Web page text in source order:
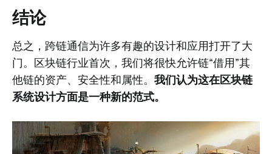
结论
总之，跨链通信为许多有趣的设计和应用打开了大
门。区块链行业首次，我们将很快允许链“借用”其
他链的资产、安全性和属性。 我们认为这在区块链
系统设计方面是一种新的范式。